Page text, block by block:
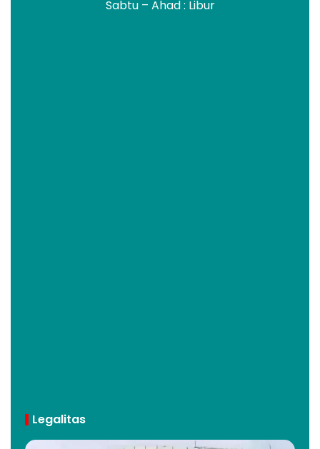
Sabtu – Ahad : Libur
Legalitas